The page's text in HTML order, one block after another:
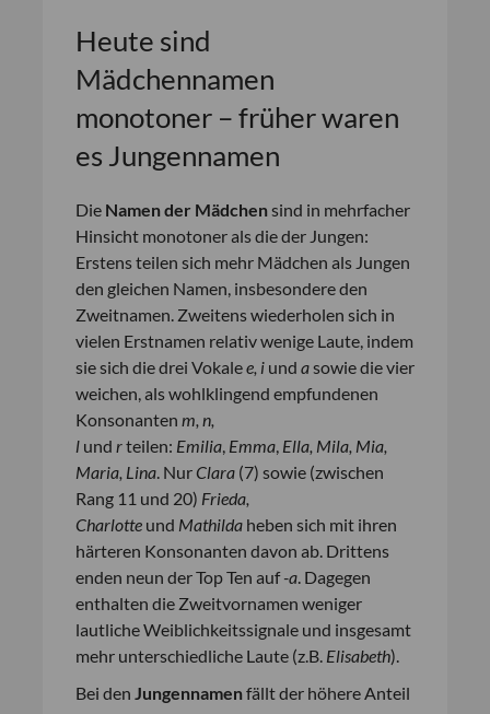
Heute sind
Mädchennamen
monotoner – früher waren
es Jungennamen
Die Namen der Mädchensind in mehrfacher
Hinsicht monotoner als die der Jungen:
Erstens teilen sich mehr Mädchen als Jungen
den gleichen Namen, insbesondere den
Zweitnamen. Zweitens wiederholen sich in
vielen Erstnamen relativ wenige Laute, indem
sie sich die drei Vokalee, i und asowie die vier
weichen, als wohlklingend empfundenen
Konsonanten m, n,
l und rteilen: Emilia Emma Ella, Mila, Mia,
Maria, Lina . NurClara (7) sowie (zwischen
Rang 11 und 20) Frieda,
Charlotte und Mathilda heben sich mit ihren
härteren Konsonanten davon ab. Drittens
enden neun der Top Ten auf-a . Dagegen
enthalten die Zweitvornamen weniger
lautliche Weiblichkeitssignale und insgesamt
mehr unterschiedliche Laute (z.B. Elisabeth).
Bei den Jungennamenfällt der höhere Anteil